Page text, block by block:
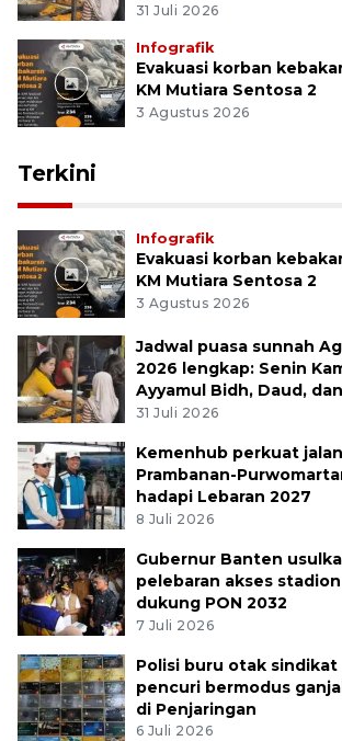
31 Juli 2026
Infografik
Evakuasi korban
KM Mutiara Sentosa 2
3 Agustus 2026
Terkini
Infografik
Evakuasi korban
KM Mutiara Sentosa 2
3 Agustus 2026
Jadwal puasa sunnah
2026 lengkap: Senin
Ayyamul Bidh, Daud,
31 Juli 2026
Kemenhub perkuat
Prambanan-
hadapi Lebaran 2027
8 Juli 2026
Gubernur Banten
pelebaran akses stadion
dukung PON 2032
7 Juli 2026
Polisi buru otak sindikat
pencuri bermodus
di Penjaringan
6 Juli 2026